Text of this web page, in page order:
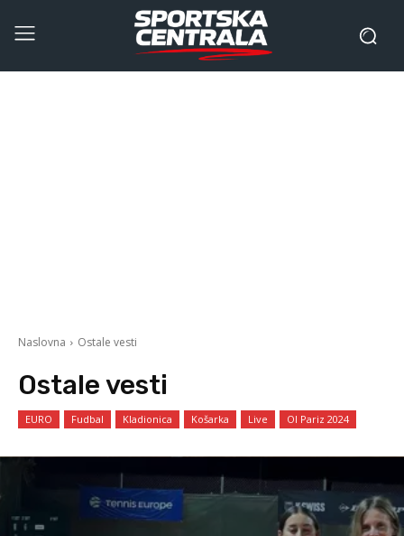
Naslovna Ostale vesti
Ostale vesti
EURO Fudbal Kladionica Košarka Live OI Pariz 2024